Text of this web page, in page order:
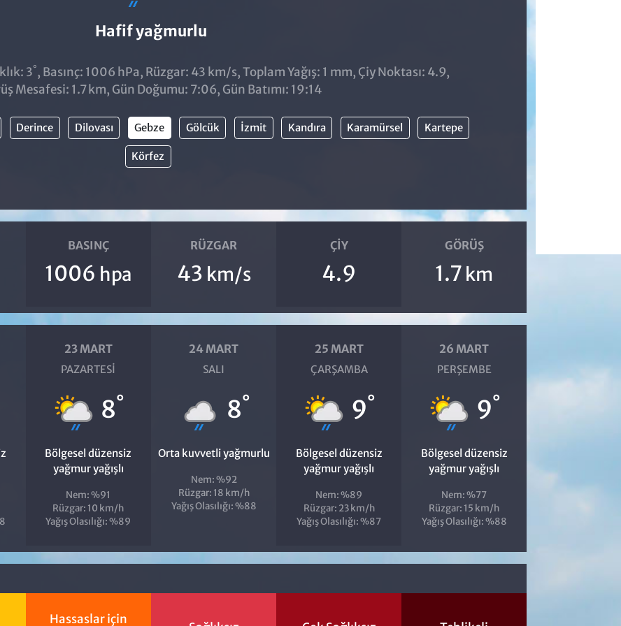
Hafif yağmurlu
3°, Basınç: 1006 hPa, Rüzgar: 43 km/s, Toplam Yağış: 1 mm, Çiy Noktası: 4.9,
Mesafesi: 1.7 km, Gün Doğumu: 7:06, Gün Batımı: 19:14
Derince Dilovası Gebze Gölcük İzmit Kandıra Karamürsel Kartepe
Körfez
BASINÇ
1006 hpa
RÜZGAR
43 km/s
ÇIY
4.9
GÖRÜŞ
1.7 km
23 MART
PAZARTESI
8°
Bölgesel düzensiz
yağmur yağışlı
Nem: %91
Rüzgar: 10 km/h
Yağış Olasılığı: %89
24 MART
SALI
8°
Orta kuvvetli yağmurlu
Nem: %92
Rüzgar: 18 km/h
Yağış Olasılığı: %88
25 MART
ÇARŞAMBA
9°
Bölgesel düzensiz
yağmur yağışlı
Nem: %89
Rüzgar: 23 km/h
Yağış Olasılığı: %87
26 MART
PERŞEMBE
9°
Bölgesel düzensiz
yağmur yağışlı
Nem: %77
Rüzgar: 15 km/h
Yağış Olasılığı: %88
Hassaslar için